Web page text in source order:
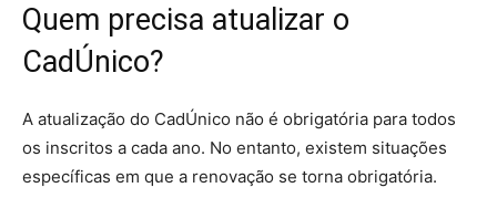
Quem precisa atualizar o
CadÚnico?
A atualização do CadÚnico não é obrigatória para todos
os inscritos a cada ano. No entanto, existem situações
específicas em que a renovação se torna obrigatória.